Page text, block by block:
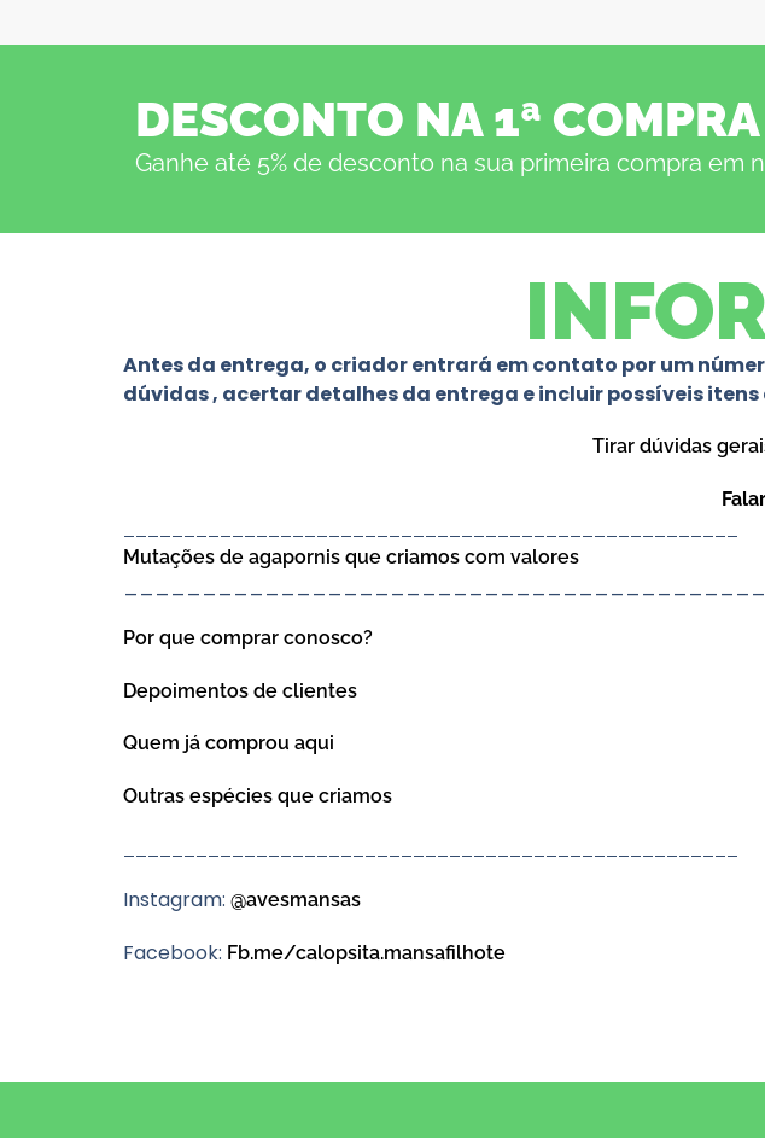
DESCONTO NA 1ª COMPRA
Ganhe até 5% de desconto na sua primeira compra em
Antes da entrega, o criador entrará em contato por um
dúvidas , acertar detalhes da entrega e incluir possíveis
Tirar dúvidas
Mutações de agapornis que criamos com valores
Por que comprar conosco?
Depoimentos de clientes
Quem já comprou aqui
Outras espécies que criamos
Instagram: @avesmansas
Facebook: Fb.me/calopsita.mansafilhote